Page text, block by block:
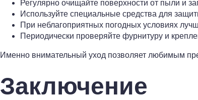
Регулярно очищайте поверхности от пыли и
Используйте специальные средства для
При неблагоприятных погодных условиях
Периодически проверяйте фурнитуру и
Именно внимательный уход позволяет любимым
Заключение